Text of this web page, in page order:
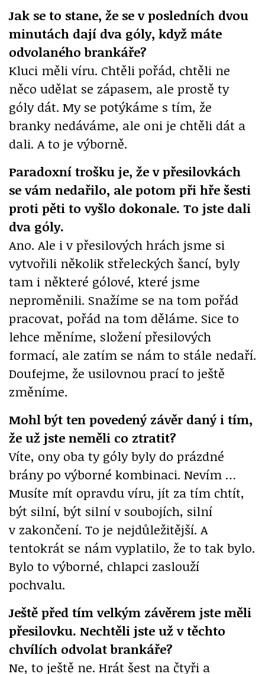
Jak se to stane, že se v posledních dvou
minutách dají dva góly, když máte
odvolaného brankáře?
Kluci měli víru. Chtěli pořád, chtěli ne
něco udělat se zápasem, ale prostě ty
góly dát. My se potýkáme s tím, že
branky nedáváme, ale oni je chtěli dát a
dali. A to je výborně.
Paradoxní trošku je, že v přesilovkách
se vám nedařilo, ale potom při hře šesti
proti pěti to vyšlo dokonale. To jste dali
dva góly.
Ano. Ale i v přesilových hrách jsme si
vytvořili několik střeleckých šancí, byly
tam i některé gólové, které jsme
neproměnili. Snažíme se na tom pořád
pracovat, pořád na tom děláme. Sice to
lehce měníme, složení přesilových
formací, ale zatím se nám to stále nedaří.
Doufejme, že usilovnou prací to ještě
změníme.
Mohl být ten povedený závěr daný i tím,
že už jste neměli co ztratit?
Víte, ony oba ty góly byly do prázdné
brány po výborné kombinaci. Nevím …
Musíte mít opravdu víru, jít za tím chtít,
být silní, být silní v soubojích, silní
v zakončení. To je nejdůležitější. A
tentokrát se nám vyplatilo, že to tak bylo.
Bylo to výborné, chlapci zaslouží
pochvalu.
Ještě před tím velkým závěrem jste měli
přesilovku. Nechtěli jste už v těchto
chvílích odvolat brankáře?
Ne, to ještě ne. Hrát šest na čtyři a